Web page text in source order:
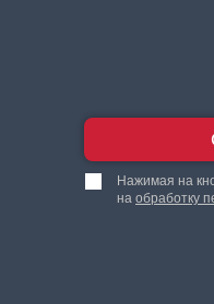
Нажимая на
на обработку